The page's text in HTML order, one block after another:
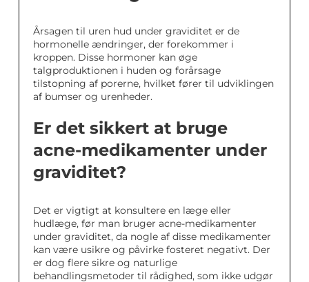
Årsagen til uren hud under graviditet er de
hormonelle ændringer, der forekommer i
kroppen. Disse hormoner kan øge
talgproduktionen i huden og forårsage
tilstopning af porerne, hvilket fører til udviklingen
af bumser og urenheder.
Er det sikkert at bruge
acne-medikamenter under
graviditet?
Det er vigtigt at konsultere en læge eller
hudlæge, før man bruger acne-medikamenter
under graviditet, da nogle af disse medikamenter
kan være usikre og påvirke fosteret negativt. Der
er dog flere sikre og naturlige
behandlingsmetoder til rådighed, som ikke udgør